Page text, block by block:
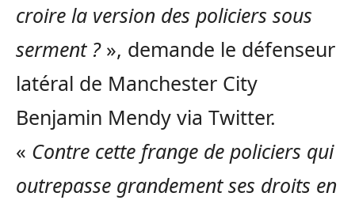
croire la version des policiers sous
serment ?», demande le défenseur
latéral de Manchester City
Benjamin Mendy via Twitter.
« Contre cette frange de policiers qui
outrepasse grandement ses droits en